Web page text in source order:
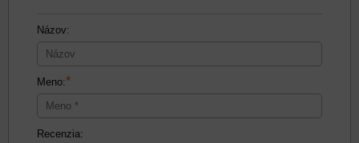
Názov:
Meno:*
Recenzia: